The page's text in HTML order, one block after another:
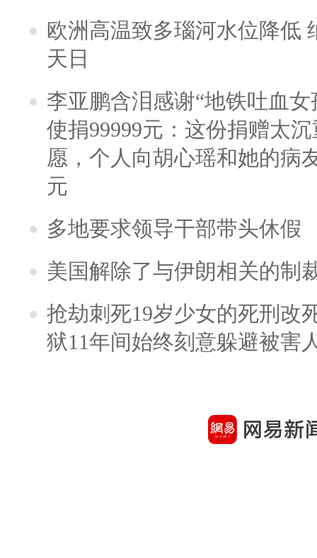
欧洲高温致多瑙河水位降低
天日
李亚鹏含泪感谢“地铁吐血
使捐99999元：这份捐赠太
愿，个人向胡心瑶和她的病
元
多地要求领导干部带头休假
美国解除了与伊朗相关的制
抢劫刺死19岁少女的死刑改
狱11年间始终刻意躲避被害